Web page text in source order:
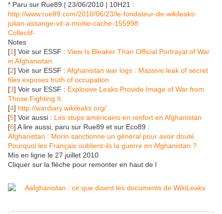
* Paru sur Rue89 | 23/06/2010 | 10H21 :
http://www.rue89.com/2010/06/23/le-fondateur-de-wikileaks-
julian-assange-vit-a-moitie-cache-155998
Collectif-
Notes
[1] Voir sur ESSF : View Is Bleaker Than Official Portrayal of War
in Afghanistan
[2] Voir sur ESSF : Afghanistan war logs : Massive leak of secret
files exposes truth of occupation
[3] Voir sur ESSF : Explosive Leaks Provide Image of War from
Those Fighting It
[4] http://wardiary.wikileaks.org/
[5] Voir aussi : Les stups américains en renfort en Afghanistan
[6] A lire aussi, paru sur Rue89 et sur Eco89 :
Afghanistan : Morin sanctionne un général pour avoir douté
Pourquoi les Français oublient-ils la guerre en Afghanistan ?
Mis en ligne le 27 juillet 2010
Cliquer sur la flèche pour remonter en haut de l